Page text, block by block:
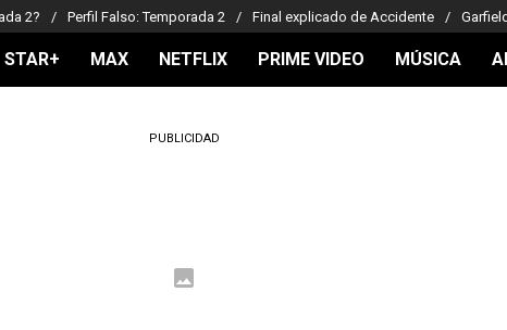
2? Perfil Falso: Temporada 2 Final explicado de Accidente
STAR+ MAX NETFLIX PRIME VIDEO MÚSICA
PUBLICIDAD